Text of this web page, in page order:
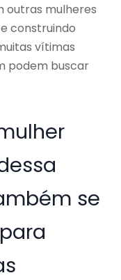
outras mulheres
construindo
vítimas
podem buscar
se